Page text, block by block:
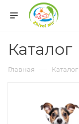
Каталог
Главная — Каталог